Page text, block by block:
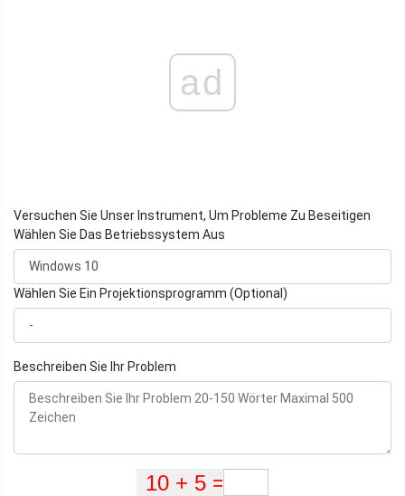
ad
Versuchen Sie Unser Instrument, Um Probleme Zu Beseitigen
Wählen Sie Das Betriebssystem Aus
Wählen Sie Ein Projektionsprogramm (Optional)
Beschreiben Sie Ihr Problem